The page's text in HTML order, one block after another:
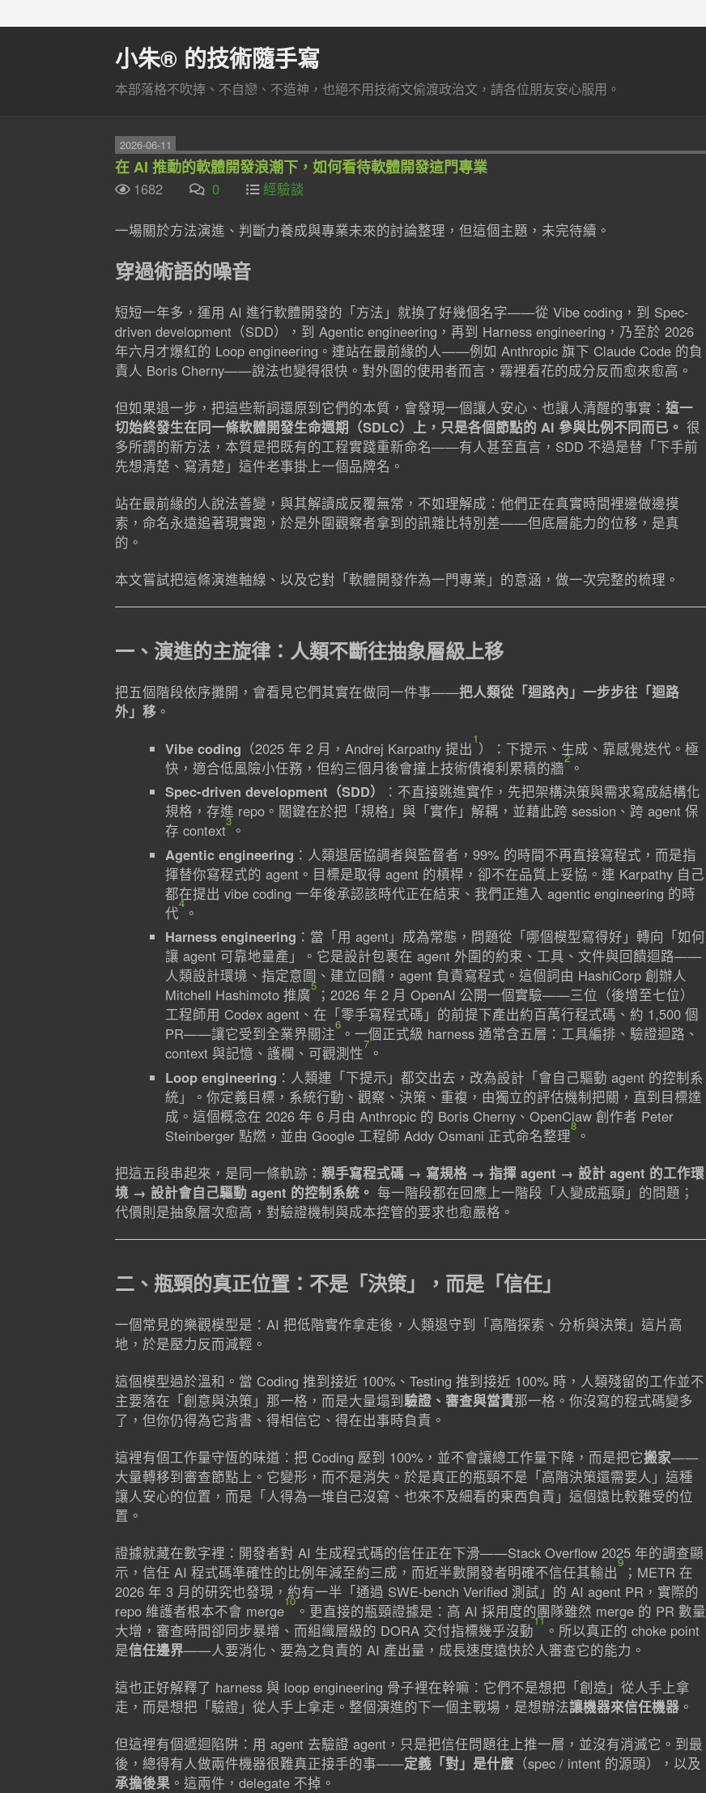
小朱® 的技術隨手寫
本部落格不吹捧、不自戀、不造神，也絕不用技術文偷渡政治文，請各位朋友安心服用。
2026-06-11
在 AI 推動的軟體開發浪潮下，如何看待軟體開發這門專業
1682 0 經驗談
一場關於方法演進、判斷力養成與專業未來的討論整理，但這個主題，未完待續。
穿過術語的噪音
短短一年多，運用 AI 進行軟體開發的「方法」就換了好幾個名字——從 Vibe coding，到 Spec-
driven development（SDD），到 Agentic engineering，再到 Harness engineering，乃至於 2026
年六月才爆紅的 Loop engineering。連站在最前緣的人——例如 Anthropic 旗下 Claude Code 的負
責人 Boris Cherny——說法也變得很快。對外圍的使用者而言，霧裡看花的成分反而愈來愈高。
但如果退一步，把這些新詞還原到它們的本質，會發現一個讓人安心、也讓人清醒的事實： 這一
切始終發生在同一條軟體開發生命週期（SDLC）上，只是各個節點的 AI 參與比例不同而已。 很
多所謂的新方法，本質是把既有的工程實踐重新命名——有人甚至直言，SDD 不過是替「下手前
先想清楚、寫清楚」這件老事掛上一個品牌名。
站在最前緣的人說法善變，與其解讀成反覆無常，不如理解成：他們正在真實時間裡邊做邊摸
索，命名永遠追著現實跑，於是外圍觀察者拿到的訊雜比特別差——但底層能力的位移，是真
的。
本文嘗試把這條演進軸線、以及它對「軟體開發作為一門專業」的意涵，做一次完整的梳理。
一、演進的主旋律：人類不斷往抽象層級上移
把五個階段依序攤開，會看見它們其實在做同一件事——把人類從「迴路內」一步步往「迴路
外」移 。
Vibe coding （2025 年 2 月，Andrej Karpathy 提出1）：下提示、生成、靠感覺迭代。極
快，適合低風險小任務，但約三個月後會撞上技術債複利累積的牆2 。
Spec-driven development（SDD）
：不直接跳進實作，先把架構決策與需求寫成結構化
規格，存進 repo。關鍵在於把「規格」與「實作」解耦，並藉此跨 session、跨 agent 保
存 context3 。
Agentic engineering ：人類退居協調者與監督者，99% 的時間不再直接寫程式，而是指
揮替你寫程式的 agent。目標是取得 agent 的槓桿，卻不在品質上妥協。連 Karpathy 自己
都在提出 vibe coding 一年後承認該時代正在結束、我們正進入 agentic engineering 的時
代4 。
Harness engineering ：當「用 agent」成為常態，問題從「哪個模型寫得好」轉向「如何
讓 agent 可靠地量產」。它是設計包裹在 agent 外圍的約束、工具、文件與回饋迴路——
人類設計環境、指定意圖、建立回饋，agent 負責寫程式。這個詞由 HashiCorp 創辦人
Mitchell Hashimoto 推廣5 ；2026 年 2 月 OpenAI 公開一個實驗——三位（後增至七位）
工程師用 Codex agent、在「零手寫程式碼」的前提下產出約百萬行程式碼、約 1,500 個
PR——讓它受到全業界關注6 。一個正式級 harness 通常含五層：工具編排、驗證迴路、
context 與記憶、護欄、可觀測性7 。
Loop engineering ：人類連「下提示」都交出去，改為設計「會自己驅動 agent 的控制系
統」。你定義目標，系統行動、觀察、決策、重複，由獨立的評估機制把關，直到目標達
成。這個概念在 2026 年 6 月由 Anthropic 的 Boris Cherny、OpenClaw 創作者 Peter
Steinberger 點燃，並由 Google 工程師 Addy Osmani 正式命名整理8 。
把這五段串起來，是同一條軌跡： 親手寫程式碼 → 寫規格 → 指揮 agent → 設計 agent 的工作環
境 → 設計會自己驅動 agent 的控制系統。 每一階段都在回應上一階段「人變成瓶頸」的問題；
代價則是抽象層次愈高，對驗證機制與成本控管的要求也愈嚴格。
二、瓶頸的真正位置：不是「決策」，而是「信任」
一個常見的樂觀模型是：AI 把低階實作拿走後，人類退守到「高階探索、分析與決策」這片高
地，於是壓力反而減輕。
這個模型過於溫和。當 Coding 推到接近 100%、Testing 推到接近 100% 時，人類殘留的工作並不
主要落在「創意與決策」那一格，而是大量塌到驗證、審查與當責那一格。你沒寫的程式碼變多
了，但你仍得為它背書、得相信它、得在出事時負責。
這裡有個工作量守恆的味道：把 Coding 壓到 100%，並不會讓總工作量下降，而是把它搬家——
大量轉移到審查節點上。它變形，而不是消失。於是真正的瓶頸不是「高階決策還需要人」這種
讓人安心的位置，而是「人得為一堆自己沒寫、也來不及細看的東西負責」這個遠比較難受的位
置。
證據就藏在數字裡：開發者對 AI 生成程式碼的信任正在下滑——Stack Overflow 2025 年的調查顯
示，信任 AI 程式碼準確性的比例年減至約三成，而近半數開發者明確不信任其輸出9 ；METR 在
2026 年 3 月的研究也發現，約有一半「通過 SWE-bench Verified 測試」的 AI agent PR，實際的
repo 維護者根本不會 merge10 。更直接的瓶頸證據是：高 AI 採用度的團隊雖然 merge 的 PR 數量
大增，審查時間卻同步暴增、而組織層級的 DORA 交付指標幾乎沒動11 。所以真正的 choke point
是信任邊界——人要消化、要為之負責的 AI 產出量，成長速度遠快於人審查它的能力。
這也正好解釋了 harness 與 loop engineering 骨子裡在幹嘛：它們不是想把「創造」從人手上拿
走，而是想把「驗證」從人手上拿走。整個演進的下一個主戰場，是想辦法讓機器來信任機器 。
但這裡有個遞迴陷阱：用 agent 去驗證 agent，只是把信任問題往上推一層，並沒有消滅它。到最
後，總得有人做兩件機器很難真正接手的事——定義「對」是什麼 （spec / intent 的源頭），以及
承擔後果 。這兩件，delegate 不掉。